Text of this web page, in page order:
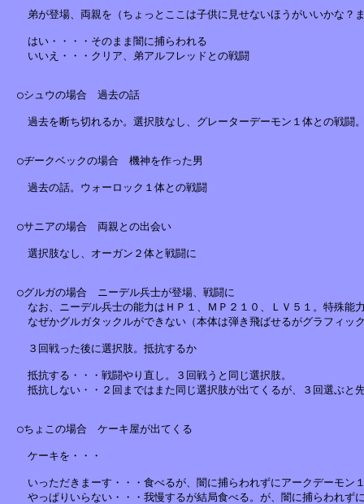
弟が登場、両親を（ちょっとここは子供に見せないほうがいいかな？
はい・・・・そのまま闇に捕らわれる
いいえ・・・クリア、弟アルフレッドとの戦闘
○シュウの場合　過去の話
過去を断ち切れるか。選択肢なし、グレーターデーモン１体との戦闘
○ヂークベックの場合　機神を作った男
過去の話。ウォーロック１体との戦闘
○サニアの場合　両親との出会い
選択肢なし、オーガン２体と戦闘に
○グルガの場合　ニーデル兵士が登場、戦闘に
なお、ニーデル兵士の能力はＨＰ１、ＭＰ２１０、ＬＶ５１。特殊能
なぜかグルガタックルができない（本体は弾き飛ばせるがグラフィッ
３回戦った後に選択肢。抵抗するか
抵抗する・・・戦闘やり直し。３回戦うと同じ選択肢。
抵抗しない・・２回まではまた同じ選択肢が出てくるが、３回選ぶと
○ちょこの場合　ケーキ屋が出てくる
ケーキを・・・
いっただきまーす・・・食べるが、闇に捕らわれずにアークデーモン
やっぱりいらない・・・我慢するが結局食べる。が、闇に捕らわれず